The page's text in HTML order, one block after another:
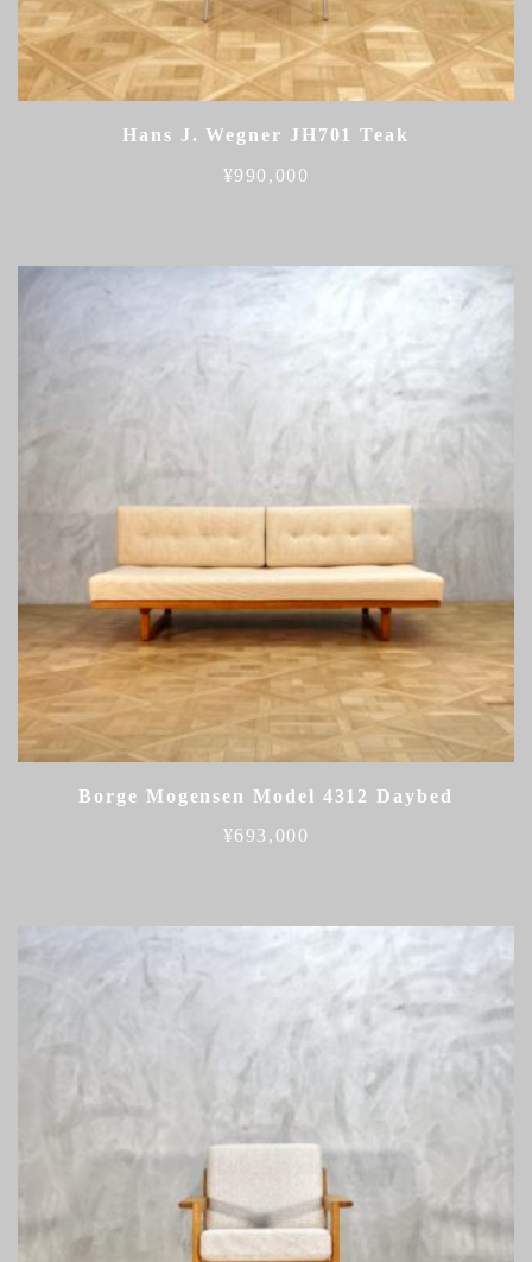
Hans J. Wegner JH701 Teak
¥990,000
Borge Mogensen Model 4312 Daybed
¥693,000